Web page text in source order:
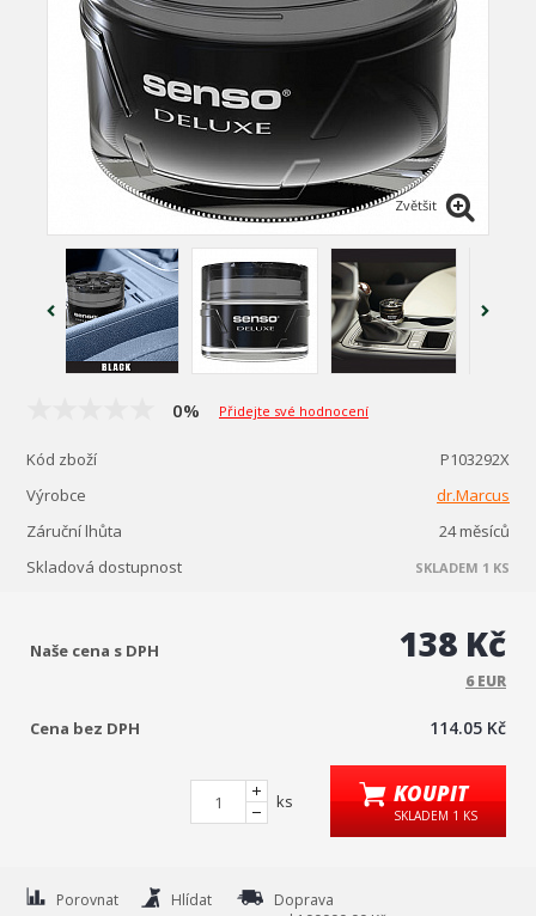
Zvětšit
0% Přidejte své hodnocení
Kód zboží
P103292X
Výrobce
dr.Marcus
Záruční lhůta
24 měsíců
Skladová dostupnost
SKLADEM 1 KS
Naše cena s DPH 138 Kč
6 EUR
Cena bez DPH 114.05 Kč
ks KOUPIT
SKLADEM 1 KS
Porovnat Hlídat
Doprava